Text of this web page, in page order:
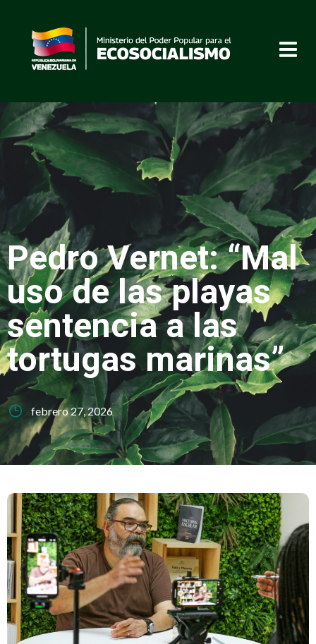
Pedro Vernet: “Mal
uso de las playas
sentencia a las
tortugas marinas”
febrero 27, 2026